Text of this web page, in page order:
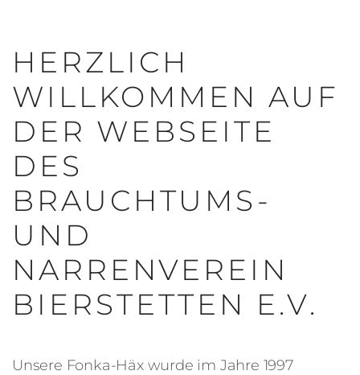
HERZLICH
WILLKOMMEN AUF
DER WEBSEITE
DES
BRAUCHTUMS-
UND
NARRENVEREIN
BIERSTETTEN E.V.
Unsere Fonka-Häx wurde im Jahre 1997